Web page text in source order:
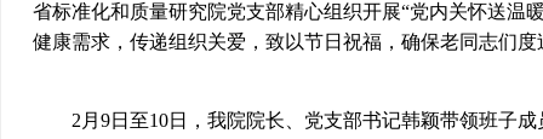
省标准化和质量研究院党支部精心组织开展“党内关怀送温
健康需求，传递组织关爱，致以节日祝福，确保老同志们
2月9日至10日，我院院长、党支部书记韩颖带领班子成